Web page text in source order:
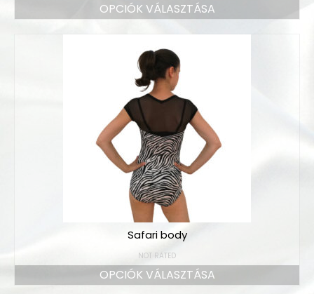
OPCIÓK VÁLASZTÁSA
Safari body
NOT RATED
OPCIÓK VÁLASZTÁSA